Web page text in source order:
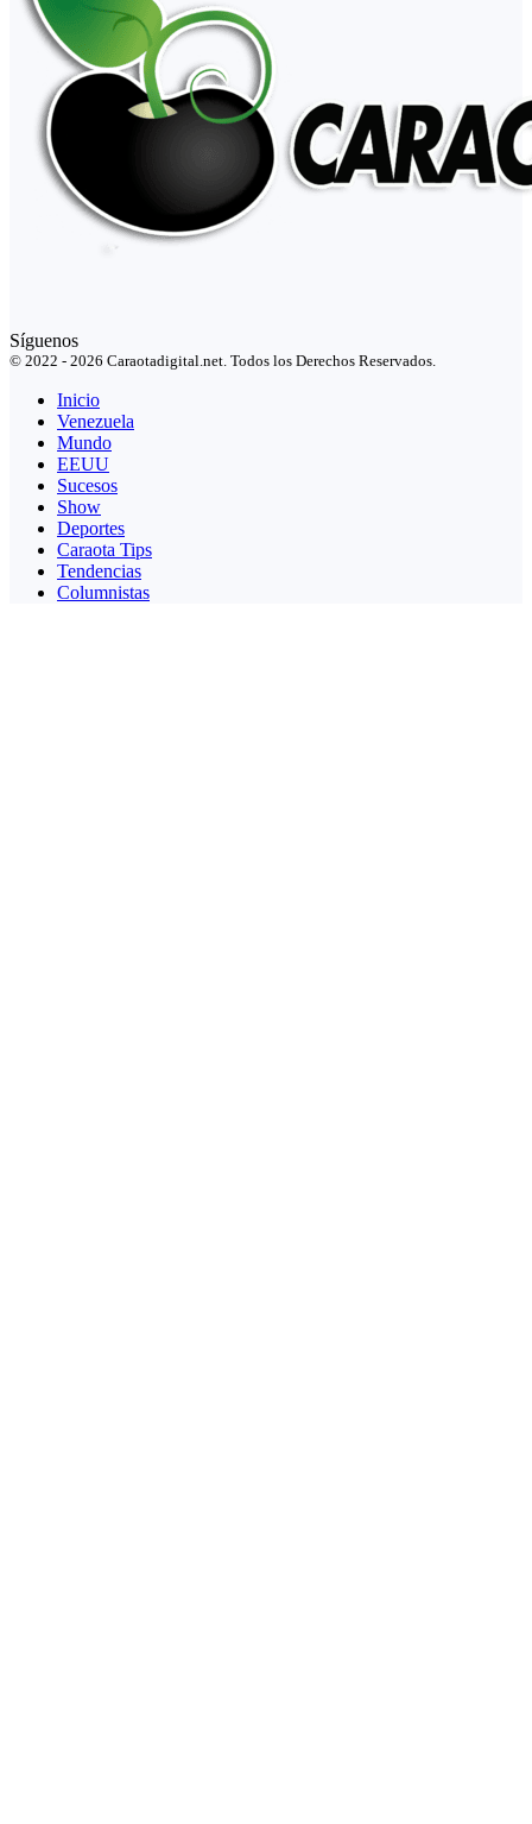
Síguenos
© 2022 - 2026 Caraotadigital.net. Todos los Derechos Reservados.
Inicio
Venezuela
Mundo
EEUU
Sucesos
Show
Deportes
Caraota Tips
Tendencias
Columnistas